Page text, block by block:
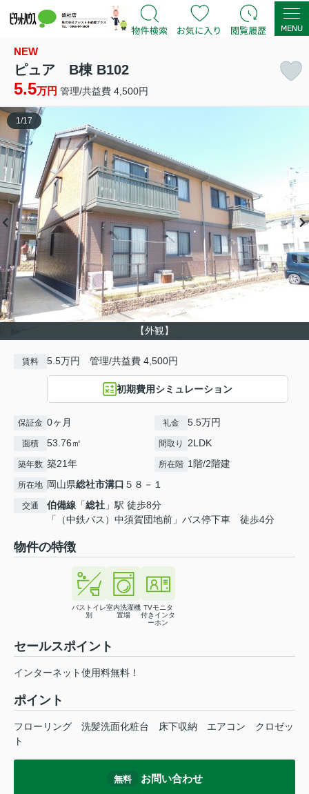
NEW
ピュア B棟 B102
5.5万円 管理/共益費 4,500円
【外観】
1 /17
賃料 5.5万円 管理/共益費 4,500円
初期費用シミュレーション
保証金 0ヶ月 礼金 5.5万円
面積 53.76㎡ 間取り 2LDK
築年数 築21年 所在階 1階/2階建
所在地 岡山県総社市溝口 ５８－１
交通 伯備線 「総社 」駅 徒歩8分
「（中鉄バス）中須賀団地前」バス停下車 徒歩4分
物件の特徴
バストイレ
別
室内洗濯機
置場
TVモニタ
付きインタ
ーホン
セールスポイント
インターネット使用料無料！
ポイント
フローリング 洗髪洗面化粧台 床下収納 エアコン
クロゼッ
ト
無料 お問い合わせ